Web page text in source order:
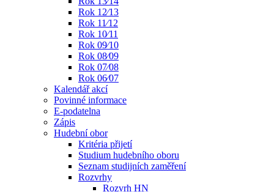
Rok 12⁄13
Rok 11⁄12
Rok 10⁄11
Rok 09⁄10
Rok 08⁄09
Rok 07⁄08
Rok 06⁄07
Kalendář akcí
Povinné informace
E-podatelna
Zápis
Hudební obor
Kritéria přijetí
Studium hudebního oboru
Seznam studijních zaměření
Rozvrhy
Rozvrh HN